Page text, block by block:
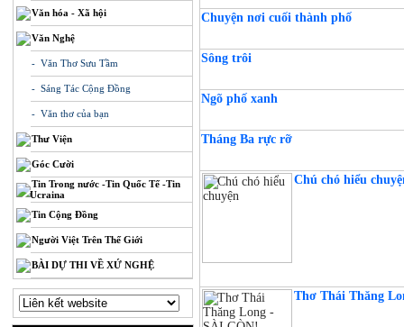
Văn hóa - Xã hội
Văn Nghệ
- Văn Thơ Sưu Tầm
- Sáng Tác Cộng Đồng
- Văn thơ của bạn
Thư Viện
Góc Cười
Tin Trong nước -Tin Quốc Tế -Tin
Ucraina
Tin Cộng Đồng
Người Việt Trên Thế Giới
BÀI DỰ THI VỀ XỨ NGHỆ
Chuyện nơi cuối thành phố
Sông trôi
Ngõ phố xanh
Tháng Ba rực rỡ
Chú chó hiểu
Thơ Thái Thăng